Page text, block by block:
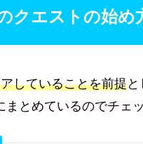
クエストの始め
していることを前提
まとめているのでチェ